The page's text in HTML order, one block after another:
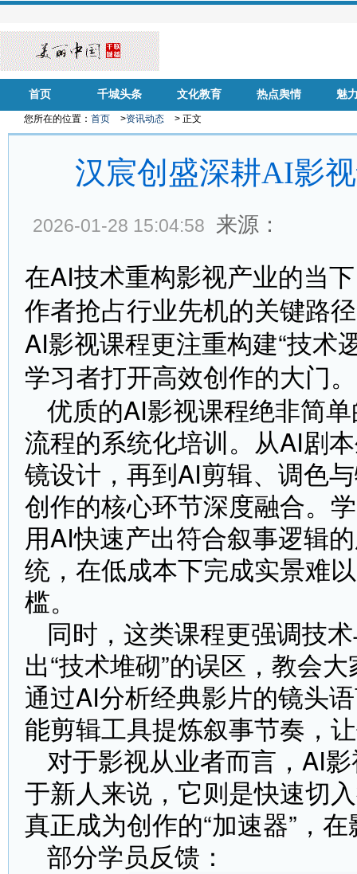
首页 千城头条 文化教育 热点舆情 魅
您所在的位置： 首页 >资讯动态 > 正文
汉宸创盛深耕AI影
2026-01-28 15:04:58 来源：
在AI技术重构影视产业的当
作者抢占行业先机的关键路
AI影视课程更注重构建“技术
学习者打开高效创作的大门。
优质的AI影视课程绝非简
流程的系统化培训。从AI剧
镜设计，再到AI剪辑、调色
创作的核心环节深度融合。
用AI快速产出符合叙事逻辑
统，在低成本下完成实景难
槛。
同时，这类课程更强调技
出“技术堆砌”的误区，教会
通过AI分析经典影片的镜头
能剪辑工具提炼叙事节奏，
对于影视从业者而言，AI
于新人来说，它则是快速切
真正成为创作的“加速器”，
部分学员反馈：